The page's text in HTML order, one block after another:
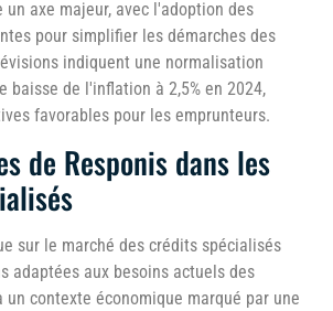
axe majeur, avec l'adoption des
pour simplifier les démarches des
indiquent une normalisation
baisse de l'inflation à 2,5% en 2024,
favorables pour les emprunteurs.
de Responis dans les
sur le marché des crédits spécialisés
adaptées aux besoins actuels des
un contexte économique marqué par une